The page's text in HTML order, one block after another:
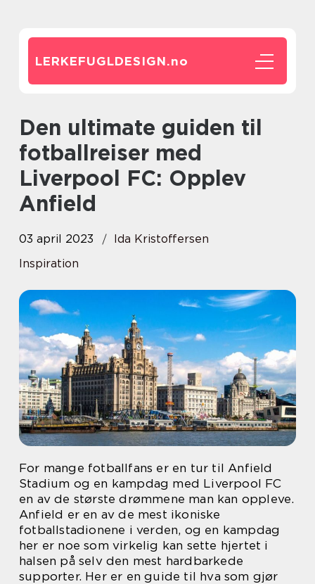
LERKEFUGLDESIGN.no
Den ultimate guiden til
fotballreiser med
Liverpool FC: Opplev
Anfield
03 april 2023
Ida Kristoffersen
Inspiration
For mange fotballfans er en tur til Anfield
Stadium og en kampdag med Liverpool FC
en av de største drømmene man kan oppleve.
Anfield er en av de mest ikoniske
fotballstadionene i verden, og en kampdag
her er noe som virkelig kan sette hjertet i
halsen på selv den mest hardbarkede
supporter. Her er en guide til hva som gjør